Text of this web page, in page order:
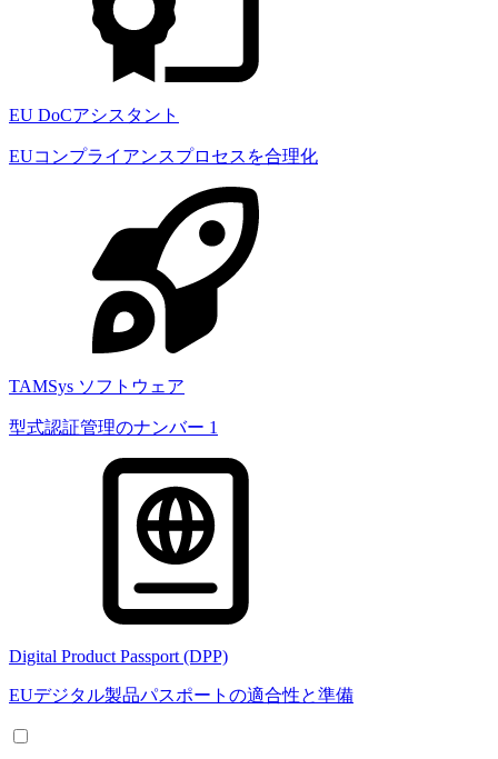
EU DoCアシスタント
EUコンプライアンスプロセスを合理化
TAMSys ソフトウェア
型式認証管理のナンバー 1
Digital Product Passport (DPP)
EUデジタル製品パスポートの適合性と準備